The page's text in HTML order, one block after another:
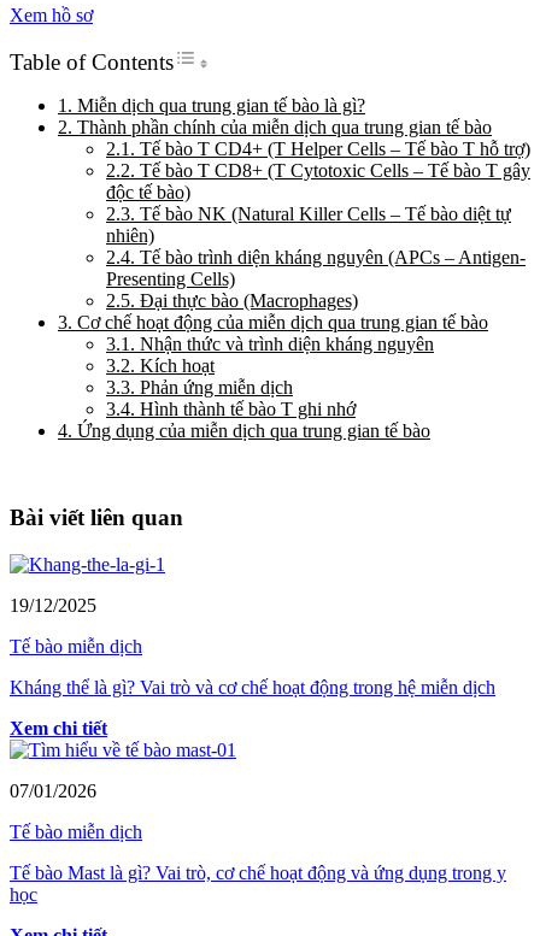
Xem hồ sơ
Table of ContentsToggle Table of Content
1. Miễn dịch qua trung gian tế bào là gì?
2. Thành phần chính của miễn dịch qua trung gian tế bào
2.1. Tế bào T CD4+ (T Helper Cells – Tế bào T hỗ trợ)
2.2. Tế bào T CD8+ (T Cytotoxic Cells – Tế bào T gây
độc tế bào)
2.3. Tế bào NK (Natural Killer Cells – Tế bào diệt tự
nhiên)
2.4. Tế bào trình diện kháng nguyên (APCs – Antigen-
Presenting Cells)
2.5. Đại thực bào (Macrophages)
3. Cơ chế hoạt động của miễn dịch qua trung gian tế bào
3.1. Nhận thức và trình diện kháng nguyên
3.2. Kích hoạt
3.3. Phản ứng miễn dịch
3.4. Hình thành tế bào T ghi nhớ
4. Ứng dụng của miễn dịch qua trung gian tế bào
Bài viết liên quan
19/12/2025
Tế bào miễn dịch
Kháng thể là gì? Vai trò và cơ chế hoạt động trong hệ miễn dịch
Xem chi tiết
07/01/2026
Tế bào miễn dịch
Tế bào Mast là gì? Vai trò, cơ chế hoạt động và ứng dụng trong y
học